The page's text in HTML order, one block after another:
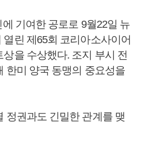
기여한 공로로 9월22일 뉴
린 제65회 코리아소사이어
을 수상했다. 조지 부시 전
한미 양국 동맹의 중요성을
정권과도 긴밀한 관계를 맺